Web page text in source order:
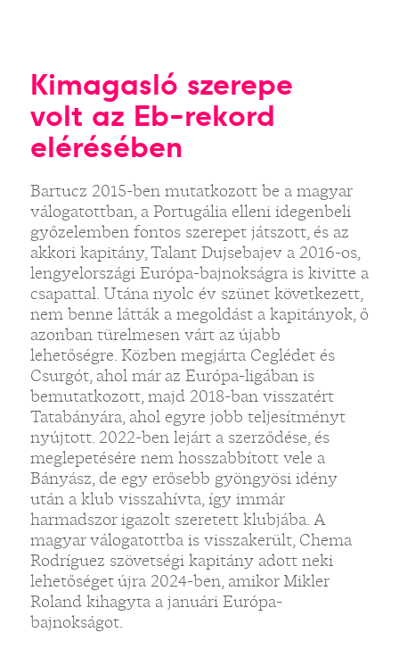
Kimagasló szerepe
volt az Eb-rekord
elérésében
Bartucz 2015-ben mutatkozott be a magyar
válogatottban, a Portugália elleni idegenbeli
győzelemben fontos szerepet játszott, és az
akkori kapitány, Talant Dujsebajev a 2016-os,
lengyelországi Európa-bajnokságra is kivitte a
csapattal. Utána nyolc év szünet következett,
nem benne látták a megoldást a kapitányok, ő
azonban türelmesen várt az újabb
lehetőségre. Közben megjárta Ceglédet és
Csurgót, ahol már az Európa-ligában is
bemutatkozott, majd 2018-ban visszatért
Tatabányára, ahol egyre jobb teljesítményt
nyújtott. 2022-ben lejárt a szerződése, és
meglepetésére nem hosszabbított vele a
Bányász, de egy erősebb gyöngyösi idény
után a klub visszahívta, így immár
harmadszor igazolt szeretett klubjába. A
magyar válogatottba is visszakerült, Chema
Rodríguez szövetségi kapitány adott neki
lehetőséget újra 2024-ben, amikor Mikler
Roland kihagyta a januári Európa-
bajnokságot.